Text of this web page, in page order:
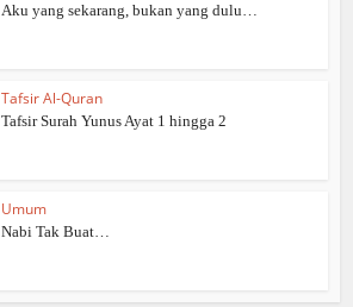
Aku yang sekarang, bukan yang dulu…
Tafsir Al-Quran
Tafsir Surah Yunus Ayat 1 hingga 2
Umum
Nabi Tak Buat…